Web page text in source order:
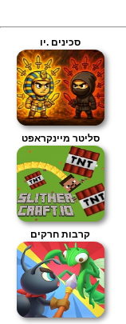
סכינים .יו
סליטר מיינקראפט
קרבות חרקים